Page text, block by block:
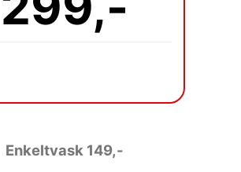
Enkeltvask 149,-